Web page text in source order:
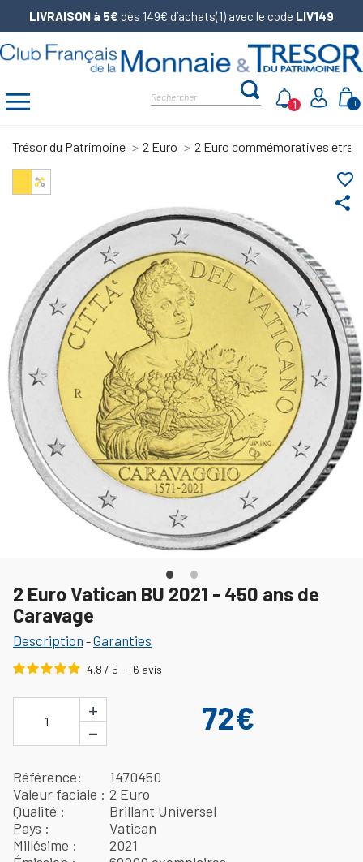
LIVRAISON à 5€ dès 149€ d’achats(1) avec le code LIV149
0
1
Trésor du Patrimoine 2 Euro 2 Euro commémoratives
share
favorite_border
2 Euro Vatican BU 2021 - 450 ans de
Caravage
Description -Garanties
4.8 / 5 - 6 avis
1
+
−
72€
Référence
1470450
Valeur faciale
2 Euro
Qualité
Brillant Universel
Pays
Vatican
Millésime
2021